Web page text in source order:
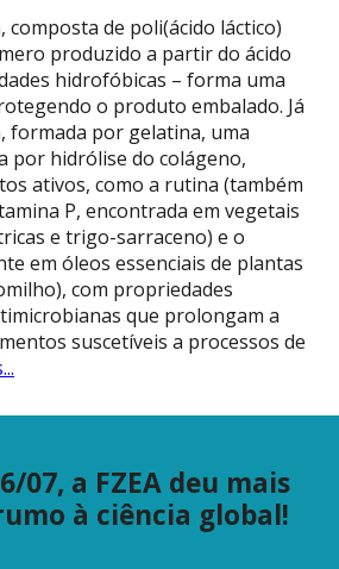
composta de poli(ácido láctico)
produzido a partir do ácido
hidrofóbicas – forma uma
o produto embalado. Já
formada por gelatina, uma
por hidrólise do colágeno,
ativos, como a rutina (também
P, encontrada em vegetais
e trigo-sarraceno) e o
em óleos essenciais de plantas
com propriedades
que prolongam a
suscetíveis a processos de
07, a FZEA deu mais
à ciência global!